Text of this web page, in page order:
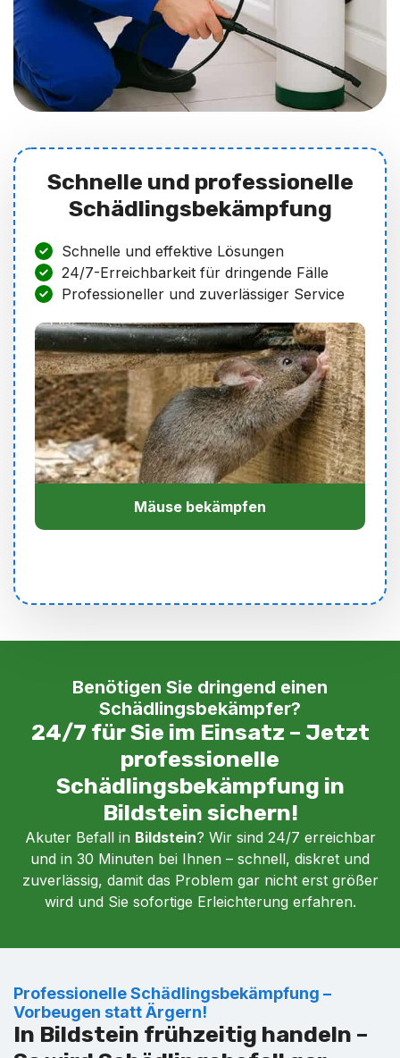
Schnelle und professionelle
Schädlingsbekämpfung
Schnelle und effektive Lösungen
24/7-Erreichbarkeit für dringende Fälle
Professioneller und zuverlässiger Service
Mäuse bekämpfen
Benötigen Sie dringend einen
Schädlingsbekämpfer?
24/7 für Sie im Einsatz – Jetzt
professionelle
Schädlingsbekämpfung in
Bildstein sichern!
Akuter Befall in Bildstein? Wir sind 24/7 erreichbar
und in 30 Minuten bei Ihnen – schnell, diskret und
zuverlässig, damit das Problem gar nicht erst größer
wird und Sie sofortige Erleichterung erfahren.
Professionelle Schädlingsbekämpfung –
Vorbeugen statt Ärgern!
In Bildstein frühzeitig handeln –